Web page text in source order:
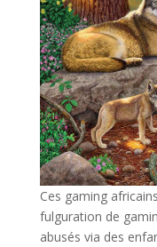
Ces gaming
fulguration de
abusés via des